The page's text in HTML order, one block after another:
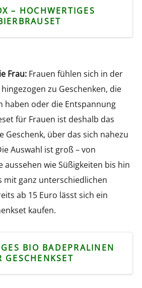
– HOCHWERTIGES
Frau:Frauen fühlen sich in der
zu Geschenken, die
haben oder die Entspannung
für Frauen ist deshalb das
Geschenk, über das sich nahezu
Auswahl ist groß – von
aussehen wie Süßigkeiten bis hin
mit ganz unterschiedlichen
ab 15 Euro lässt sich ein
kaufen.
BIO BADEPRALINEN
GESCHENKSET